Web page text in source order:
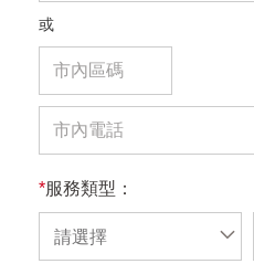
或
*服務類型：
請選擇